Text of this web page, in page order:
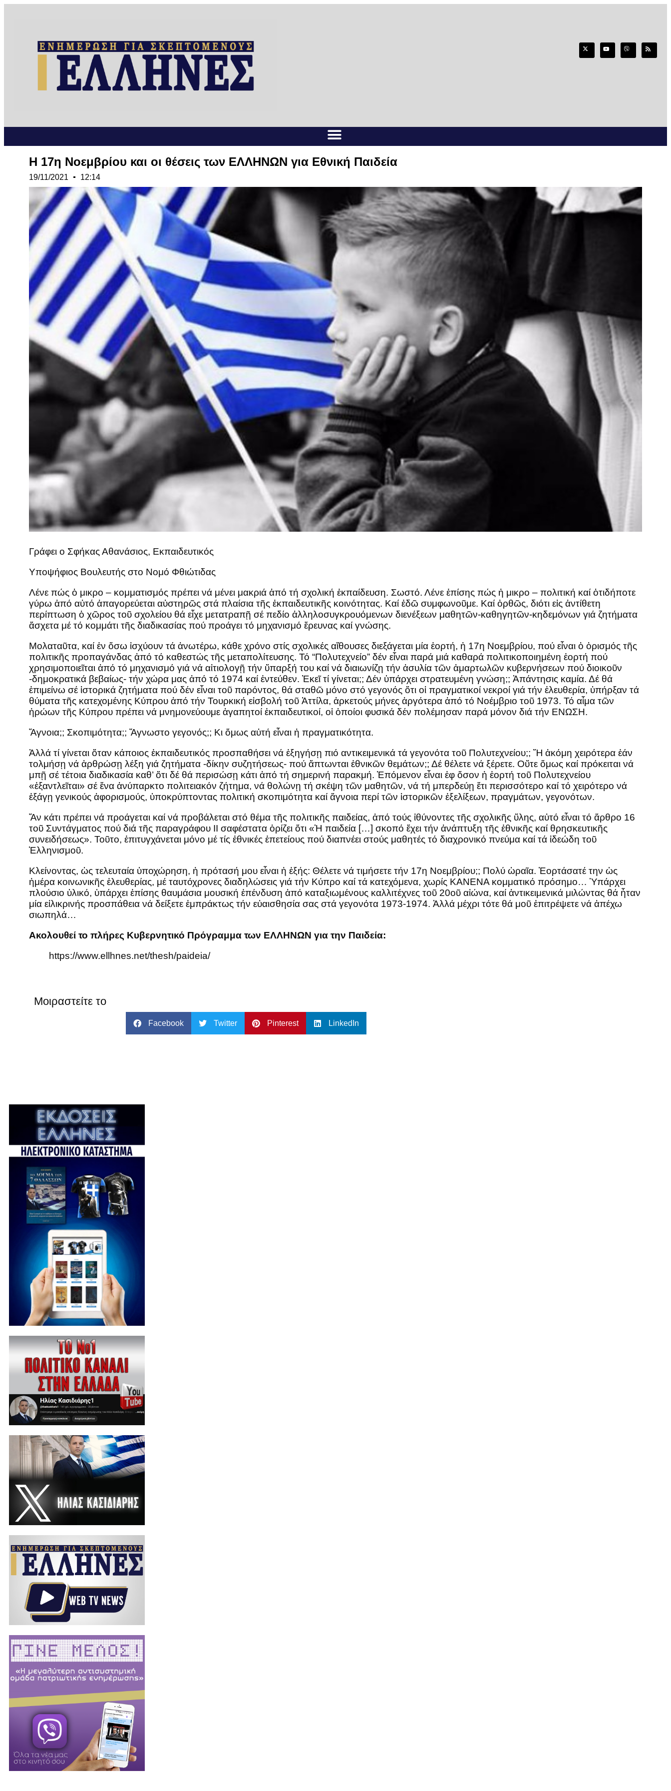
Η 17η Νοεμβρίου και οι θέσεις των ΕΛΛΗΝΩΝ για Εθνική Παιδεία
19/11/2021 12:14
Γράφει ο Σφήκας Αθανάσιος, Εκπαιδευτικός
Υποψήφιος Βουλευτής στο Νομό Φθιώτιδας
Λένε πώς ὁ μικρο – κομματισμός πρέπει νά μένει μακριά ἀπό τή σχολική ἐκπαίδευση. Σωστό. Λένε ἐπίσης πώς ἡ μικρο – πολιτική καί ὁτιδήποτε
γύρω ἀπό αὐτό ἀπαγορεύεται αὐστηρῶς στά πλαίσια τῆς ἐκπαιδευτικῆς κοινότητας. Καί ἑδῶ συμφωνοῦμε. Καί ὀρθῶς, διότι εἰς ἀντίθετη
περίπτωση ὁ χῶρος τοῦ σχολείου θά εἶχε μετατραπῇ σέ πεδίο ἀλληλοσυγκρουόμενων διενέξεων μαθητῶν-καθηγητῶν-κηδεμόνων γιά ζητήματα
ἄσχετα μέ τό κομμάτι τῆς διαδικασίας πού προάγει τό μηχανισμό ἔρευνας καί γνώσης.
Μολαταῦτα, καί ἐν ὅσω ἰσχύουν τά ἀνωτέρω, κάθε χρόνο στίς σχολικές αἴθουσες διεξάγεται μία ἐορτή, ἡ 17η Νοεμβρίου, πού εἶναι ὁ ὁρισμός τῆς
πολιτικῆς προπαγάνδας ἀπό τό καθεστώς τῆς μεταπολίτευσης. Τό “Πολυτεχνείο” δέν εἶναι παρά μιά καθαρά πολιτικοποιημένη ἐορτή πού
χρησιμοποιεῖται ἀπό τό μηχανισμό γιά νά αἰτιολογῇ τήν ὕπαρξή του καί νά διαιωνίζῃ τήν ἀσυλία τῶν ἀμαρτωλῶν κυβερνήσεων πού διοικοῦν
-δημοκρατικά βεβαίως- τήν χώρα μας ἀπό τό 1974 καί ἐντεύθεν. Ἐκεῖ τί γίνεται;; Δέν ὑπάρχει στρατευμένη γνώση;; Ἀπάντησις καμία. Δέ θά
ἐπιμείνω σέ ἱστορικά ζητήματα πού δέν εἶναι τοῦ παρόντος, θά σταθῶ μόνο στό γεγονός ὅτι οἱ πραγματικοί νεκροί γιά τήν ἐλευθερία, ὑπήρξαν τά
θύματα τῆς κατεχομένης Κύπρου ἀπό τήν Τουρκική εἰσβολή τοῦ Ἀττίλα, ἀρκετούς μήνες ἀργότερα ἀπό τό Νοέμβριο τοῦ 1973. Τό αἶμα τῶν
ἡρώων τῆς Κύπρου πρέπει νά μνημονεύουμε ἀγαπητοί ἐκπαιδευτικοί, οἱ ὁποίοι φυσικά δέν πολέμησαν παρά μόνον διά τήν ΕΝΩΣΗ.
Ἄγνοια;; Σκοπιμότητα;; Ἄγνωστο γεγονός;; Κι ὅμως αὐτή εἶναι ἡ πραγματικότητα.
Ἀλλά τί γίνεται ὅταν κάποιος ἐκπαιδευτικός προσπαθήσει νά ἐξηγήσῃ πιό αντικειμενικά τά γεγονότα τοῦ Πολυτεχνείου;; Ἤ ἀκόμη χειρότερα ἐάν
τολμήσῃ νά ἀρθρώσῃ λέξη γιά ζητήματα -δίκην συζητήσεως- πού ἄπτωνται ἐθνικῶν θεμάτων;; Δέ θέλετε νά ξέρετε. Οὔτε ὅμως καί πρόκειται νά
μπῇ σέ τέτοια διαδικασία καθ’ ὅτι δέ θά περισώσῃ κάτι ἀπό τή σημερινή παρακμή. Ἐπόμενον εἶναι ἐφ ὅσον ἡ ἐορτή τοῦ Πολυτεχνείου
«ἐξαντλεῖται» σέ ἕνα ἀνύπαρκτο πολιτειακόν ζήτημα, νά θολώνῃ τή σκέψη τῶν μαθητῶν, νά τή μπερδεύῃ ἔτι περισσότερο καί τό χειρότερο νά
ἐξάγῃ γενικούς ἀφορισμούς, ὑποκρύπτοντας πολιτική σκοπιμότητα καί ἄγνοια περί τῶν ἱστορικῶν ἐξελίξεων, πραγμάτων, γεγονότων.
Ἄν κάτι πρέπει νά προάγεται καί νά προβάλεται στό θέμα τῆς πολιτικῆς παιδείας, ἀπό τούς ἰθύνοντες τῆς σχολικῆς ὕλης, αὐτό εἶναι τό ἄρθρο 16
τοῦ Συντάγματος πού διά τῆς παραγράφου II σαφέστατα ὁρίζει ὄτι «Ἡ παιδεία […] σκοπό ἔχει τήν ἀνάπτυξη τῆς ἐθνικῆς καί θρησκευτικῆς
συνειδήσεως». Τοῦτο, ἐπιτυγχάνεται μόνο μέ τίς ἐθνικές ἐπετείους πού διαπνέει στούς μαθητές τό διαχρονικό πνεύμα καί τά ἰδεώδη τοῦ
Ἑλληνισμοῦ.
Κλείνοντας, ὡς τελευταία ὑποχώρηση, ἡ πρότασή μου εἶναι ἡ ἐξής: Θέλετε νά τιμήσετε τήν 17η Νοεμβρίου;; Πολύ ὡραῖα. Ἐορτάσατέ την ὡς
ἡμέρα κοινωνικῆς ἐλευθερίας, μέ ταυτόχρονες διαδηλώσεις γιά τήν Κύπρο καί τά κατεχόμενα, χωρίς ΚΑΝΕΝΑ κομματικό πρόσημο… Ὑπάρχει
πλούσιο ὑλικό, ὑπάρχει ἐπίσης θαυμάσια μουσική ἐπένδυση ἀπό καταξιωμένους καλλιτέχνες τοῦ 20οῦ αἰώνα, καί ἀντικειμενικά μιλώντας θά ἦταν
μία εἰλικρινής προσπάθεια νά δείξετε ἐμπράκτως τήν εὐαισθησία σας στά γεγονότα 1973-1974. Ἀλλά μέχρι τότε θά μοῦ ἐπιτρέψετε νά ἀπέχω
σιωπηλά…
Ακολουθεί το πλήρες Κυβερνητικό Πρόγραμμα των ΕΛΛΗΝΩΝ για την Παιδεία:
https://www.ellhnes.net/thesh/paideia/
Μοιραστείτε το
Facebook Twitter Pinterest LinkedIn